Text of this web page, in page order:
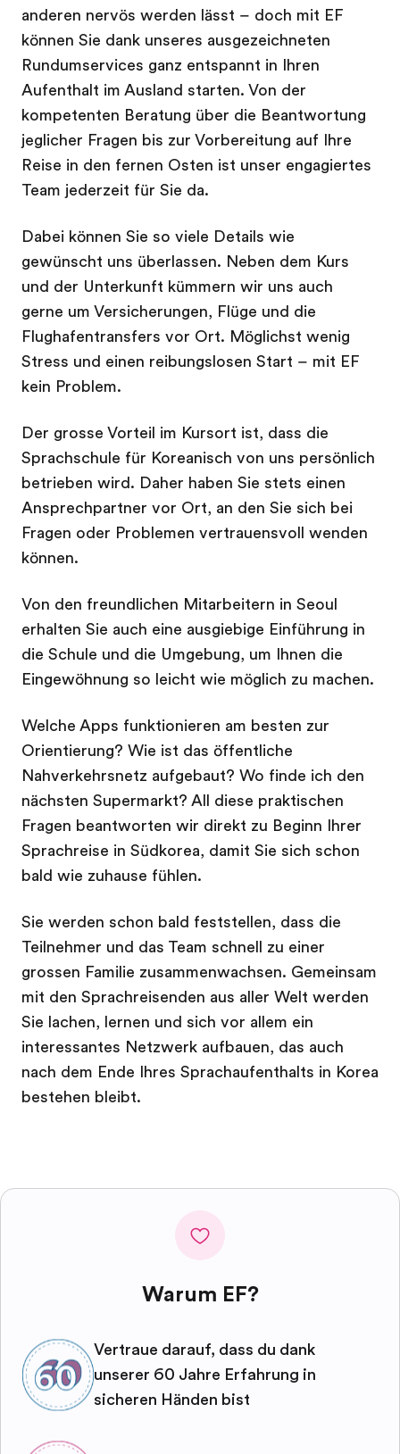
anderen nervös werden lässt – doch mit EF
können Sie dank unseres ausgezeichneten
Rundumservices ganz entspannt in Ihren
Aufenthalt im Ausland starten. Von der
kompetenten Beratung über die Beantwortung
jeglicher Fragen bis zur Vorbereitung auf Ihre
Reise in den fernen Osten ist unser engagiertes
Team jederzeit für Sie da.
Dabei können Sie so viele Details wie
gewünscht uns überlassen. Neben dem Kurs
und der Unterkunft kümmern wir uns auch
gerne um Versicherungen, Flüge und die
Flughafentransfers vor Ort. Möglichst wenig
Stress und einen reibungslosen Start – mit EF
kein Problem.
Der grosse Vorteil im Kursort ist, dass die
Sprachschule für Koreanisch von uns persönlich
betrieben wird. Daher haben Sie stets einen
Ansprechpartner vor Ort, an den Sie sich bei
Fragen oder Problemen vertrauensvoll wenden
können.
Von den freundlichen Mitarbeitern in Seoul
erhalten Sie auch eine ausgiebige Einführung in
die Schule und die Umgebung, um Ihnen die
Eingewöhnung so leicht wie möglich zu machen.
Welche Apps funktionieren am besten zur
Orientierung? Wie ist das öffentliche
Nahverkehrsnetz aufgebaut? Wo finde ich den
nächsten Supermarkt? All diese praktischen
Fragen beantworten wir direkt zu Beginn Ihrer
Sprachreise in Südkorea, damit Sie sich schon
bald wie zuhause fühlen.
Sie werden schon bald feststellen, dass die
Teilnehmer und das Team schnell zu einer
grossen Familie zusammenwachsen. Gemeinsam
mit den Sprachreisenden aus aller Welt werden
Sie lachen, lernen und sich vor allem ein
interessantes Netzwerk aufbauen, das auch
nach dem Ende Ihres Sprachaufenthalts in Korea
bestehen bleibt.
Warum EF?
Vertraue darauf, dass du dank
unserer 60 Jahre Erfahrung in
sicheren Händen bist